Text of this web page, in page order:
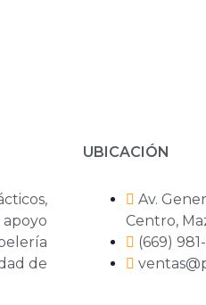
de
UBICACIÓN
Av.
Centro,
(669)